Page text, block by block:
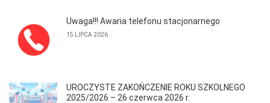
Uwaga!!! Awaria telefonu stacjonarnego
15 LIPCA 2026
UROCZYSTE ZAKOŃCZENIE ROKU SZKOLNEGO
2025/2026 – 26 czerwca 2026 r.